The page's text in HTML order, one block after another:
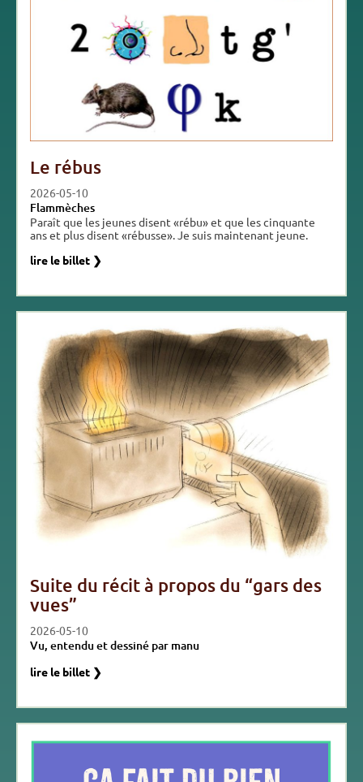
Le rébus
2026-05-10
Flammèches
Paraît que les jeunes disent «rébu» et que les cinquante
ans et plus disent «rébusse». Je suis maintenant jeune.
lire le billet ❯
Suite du récit à propos du “gars des
vues”
2026-05-10
Vu, entendu et dessiné par manu
lire le billet ❯